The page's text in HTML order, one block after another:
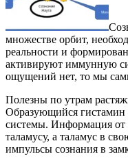
множестве орбит,
реальности и
активируют иммунную
ощущений нет, то мы
Полезны по утрам
Образующийся
системы. Информация от
таламусу, а таламус в
импульсы сознания в